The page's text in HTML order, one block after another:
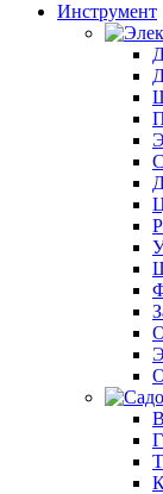
Инструмент